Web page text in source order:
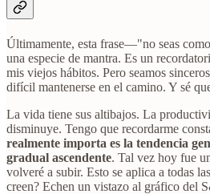
Últimamente, esta frase—"no seas
una especie de mantra. Es un
mis viejos hábitos. Pero seamos
difícil mantenerse en el camino. Y sé
La vida tiene sus altibajos. La
disminuye. Tengo que recordarme
realmente importa es la tendencia
gradual ascendente. Tal vez hoy fue
volveré a subir. Esto se aplica a todas
creen? Echen un vistazo al gráfico del